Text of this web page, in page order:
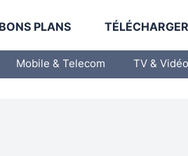
BONS PLANS
Mobile & Telecom TV & Vidéo